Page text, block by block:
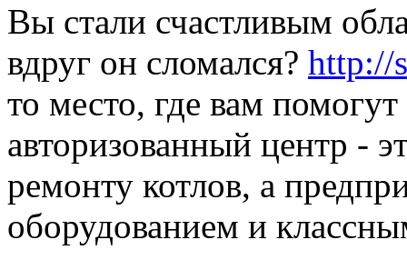
Вы стали счастливым
вдруг он сломался? http://
то место, где вам
авторизованный центр -
ремонту котлов, а
оборудованием и